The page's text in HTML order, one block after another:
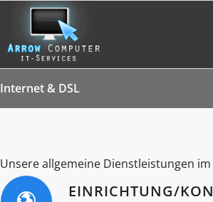
Internet & DSL
Unsere allgemeine Dienstleistungen
EINRICHTUNG/